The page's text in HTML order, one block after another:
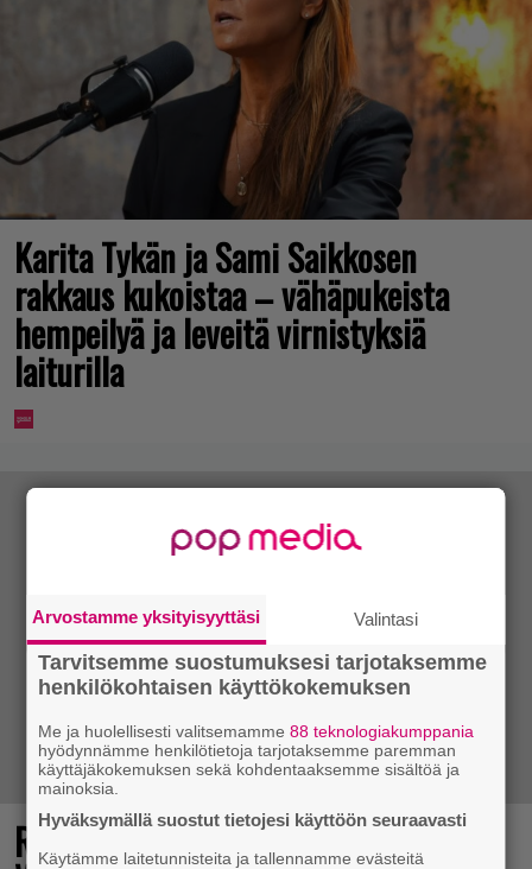
Karita Tykän ja Sami Saikkosen
rakkaus kukoistaa – vähäpukeista
hempeilyä ja leveitä virnistyksiä
laiturilla
Rallienglanti raikaa kotimaisen
Arvostamme yksityisyyttäsi Valintasi
Tarvitsemme suostumuksesi tarjotaksemme
henkilökohtaisen käyttökokemuksen
Me ja huolellisesti valitsemamme88 teknologiakumppania
hyödynnämme henkilötietoja tarjotaksemme paremman
käyttäjäkokemuksen sekä kohdentaaksemme sisältöä ja
mainoksia.
Hyväksymällä suostut tietojesi käyttöön seuraavasti
Käytämme laitetunnisteita ja tallennamme evästeitä